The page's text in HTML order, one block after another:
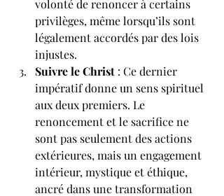
volonté de renoncer à certains
privilèges, même lorsqu’ils sont
légalement accordés par des lois
injustes.
Suivre le Christ : Ce dernier
impératif donne un sens spirituel
aux deux premiers. Le
renoncement et le sacrifice ne
sont pas seulement des actions
extérieures, mais un engagement
intérieur, mystique et éthique,
ancré dans une transformation